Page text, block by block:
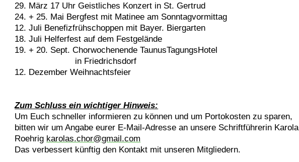
29. März 17 Uhr Geistliches Konzert in St. Gertrud
24. + 25. Mai Bergfest mit Matinee am Sonntagvormittag
12. Juli Benefizfrühschoppen mit Bayer. Biergarten
18. Juli Helferfest auf dem Festgelände
19. + 20. Sept. Chorwochenende TaunusTagungsHotel
in Friedrichsdorf
12. Dezember Weihnachtsfeier
Zum Schluss ein wichtiger Hinweis:
Um Euch schneller informieren zu können und um Portokosten zu sparen,
bitten wir um Angabe eurer E-Mail-Adresse an unsere Schriftführerin Karola
Roehrig karolas.chor@gmail.com
Das verbessert künftig den Kontakt mit unseren Mitgliedern.